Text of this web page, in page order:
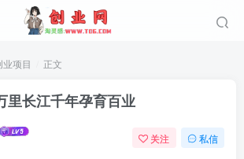
业项目 正文
里长江千年孕育百业
关注 私信